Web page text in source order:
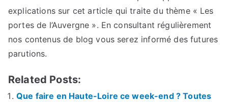
explications sur cet article qui traite du thème « Les
portes de l’Auvergne ». En consultant régulièrement
nos contenus de blog vous serez informé des futures
parutions.
Related Posts:
Que faire en Haute-Loire ce week-end ? Toutes